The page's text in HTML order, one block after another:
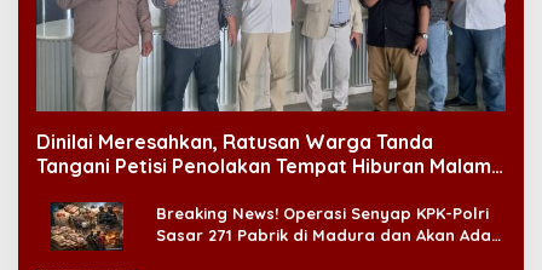
Dinilai Meresahkan, Ratusan Warga Tanda
Tangani Petisi Penolakan Tempat Hiburan Malam
Breaking News! Operasi Senyap KPK-Polri
Sasar 271 Pabrik di Madura dan Akan Ada